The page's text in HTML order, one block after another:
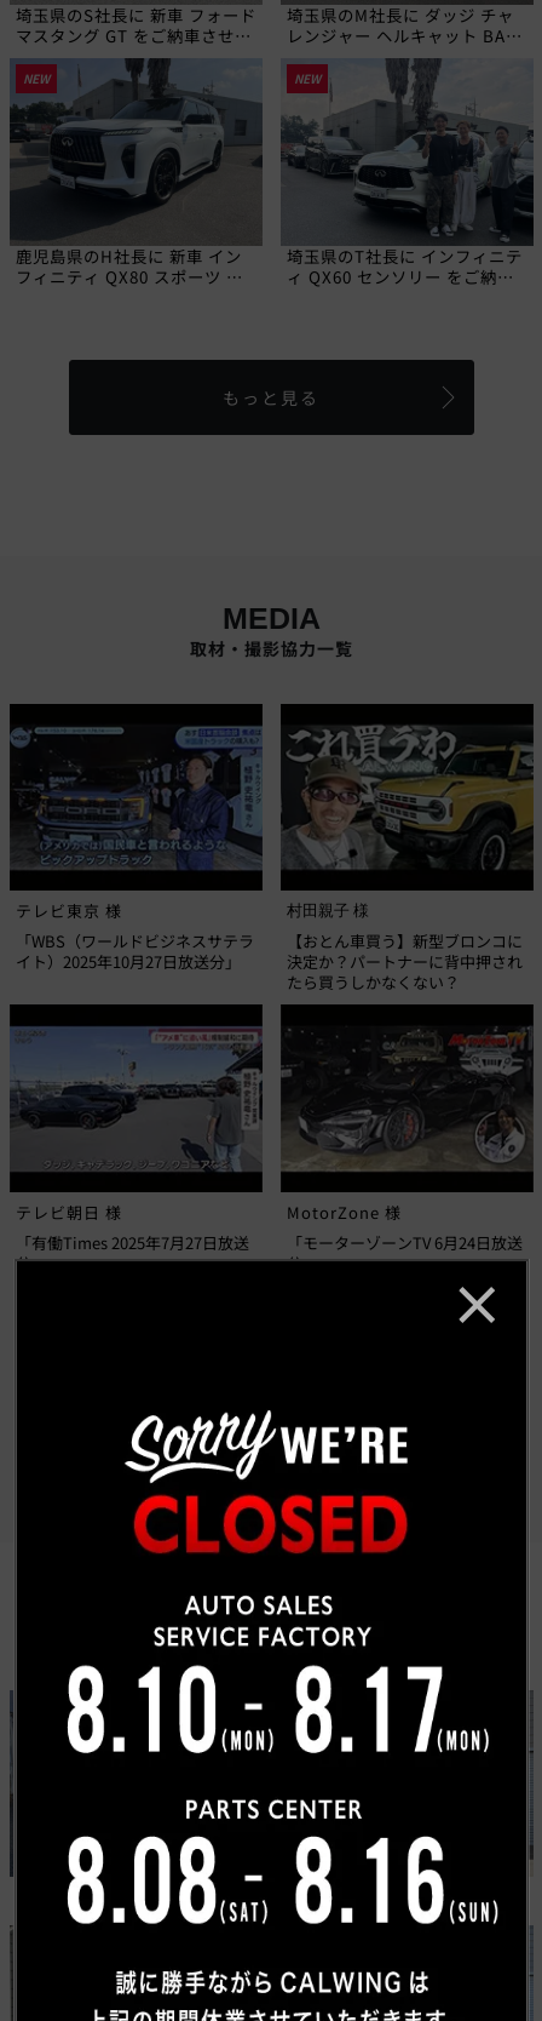
埼玉県のS社長に 新車 フォード
マスタング GT をご納車させて
いただきました!
埼玉県のM社長に ダッジ チャ
レンジャー ヘルキャット BAD
SPEED LAデモカー をご納車さ
せていただきました!
NEW
鹿児島県のH社長に 新車 イン
フィニティ QX80 スポーツ を
NEW
埼玉県のT社長に インフィニテ
ィ QX60 センソリー をご納車
もっと見る
MEDIA
取材・撮影協力一覧
テレビ東京 様
「WBS（ワールドビジネスサテラ
イト）2025年10月27日放送分」
村田親子 様
【おとん車買う】新型ブロンコに
決定か？パートナーに背中押され
たら買うしかなくない？
テレビ朝日 様
「有働Times 2025年7月27日放送
分」
MotorZone 様
「モーターゾーンTV 6月24日放送
分」
CUSTOM CAR GALLERY
カスタムカーギャラリー
ラングラー アンリミテッド
NEW
ラム
ラム1500RHO